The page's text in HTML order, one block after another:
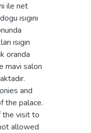
ile net
ısıgını
ısıgın
oranda
mavi salon
and
the palace.
the visit to
allowed